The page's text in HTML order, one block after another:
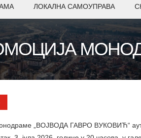
ЛОКАЛНА САМОУПРАВА
„ВОЈВОДА ГАВРО ВУКОВИЋ“